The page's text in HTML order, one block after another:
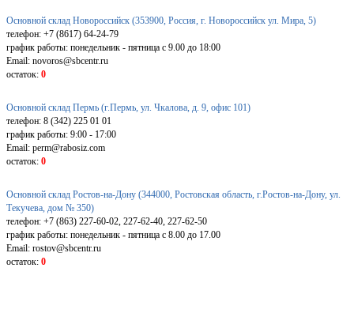
Основной склад Новороссийск (353900, Россия, г. Новороссийск ул. Мира, 5)
телефон: +7 (8617) 64-24-79
график работы: понедельник - пятница с 9.00 до 18:00
Email: novoros@sbcentr.ru
остаток: 0
Основной склад Пермь (г.Пермь, ул. Чкалова, д. 9, офис 101)
телефон: 8 (342) 225 01 01
график работы: 9:00 - 17:00
Email: perm@rabosiz.com
остаток: 0
Основной склад Ростов-на-Дону (344000, Ростовская область, г.Ростов-на-Дону, ул.
Текучева, дом № 350)
телефон: +7 (863) 227-60-02, 227-62-40, 227-62-50
график работы: понедельник - пятница с 8.00 до 17.00
Email: rostov@sbcentr.ru
остаток: 0